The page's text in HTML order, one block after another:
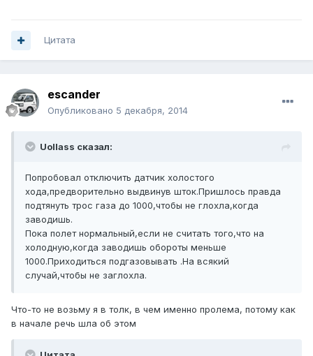
Цитата
escander
Опубликовано 5 декабря, 2014
Uollass сказал:
Попробовал отключить датчик холостого
хода,предворительно выдвинув шток.Пришлось правда
подтянуть трос газа до 1000,чтобы не глохла,когда
заводишь.
Пока полет нормальный,если не считать того,что на
холодную,когда заводишь обороты меньше
1000.Приходиться подгазовывать .На всякий
случай,чтобы не заглохла.
Что-то не возьму я в толк, в чем именно пролема, потому как
в начале речь шла об этом